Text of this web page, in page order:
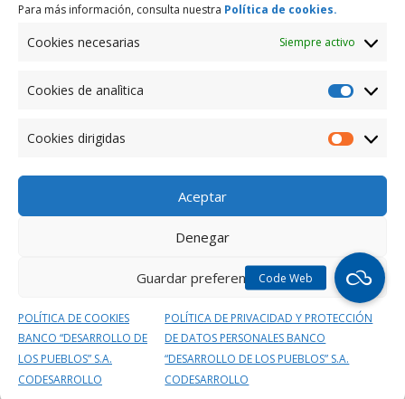
Para más información, consulta nuestra Política de cookies.
Cookies necesarias Siempre activo
Cookies de analìtica
Cookies
analìtica
Cookies dirigidas
Cookies
Aceptar
Denegar
Guardar preferencias
POLÍTICA DE COOKIES
BANCO “DESARROLLO DE
LOS PUEBLOS” S.A.
CODESARROLLO
POLÍTICA DE PRIVACIDAD Y PROTECCIÓN
DE DATOS PERSONALES BANCO
“DESARROLLO DE LOS PUEBLOS” S.A.
CODESARROLLO
Comentarios recientes
marzo 2019
Categorías
Meta
WordPress.org